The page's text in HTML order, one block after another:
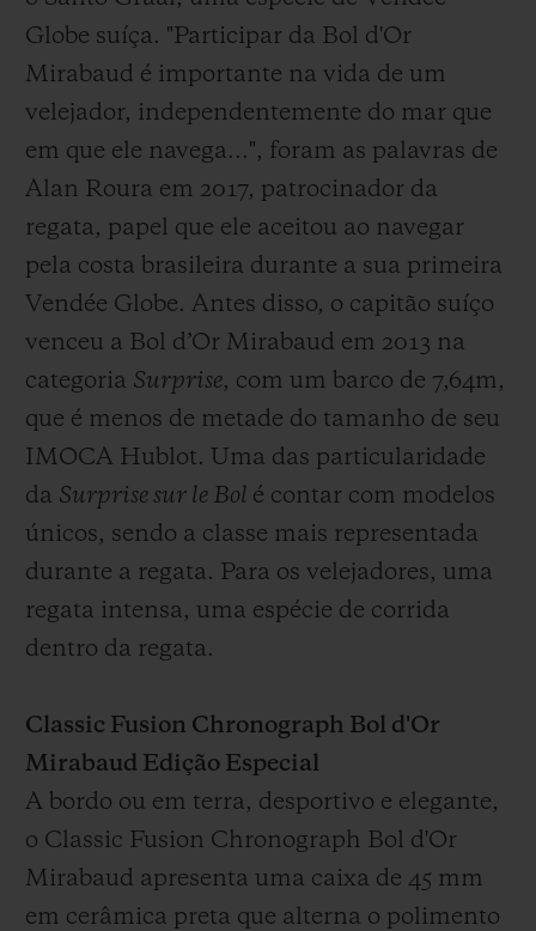
Globe suíça. "Participar da Bol d'Or
Mirabaud é importante na vida de um
velejador, independentemente do mar que
em que ele navega...", foram as palavras de
Alan Roura em 2017, patrocinador da
regata, papel que ele aceitou ao navegar
pela costa brasileira durante a sua primeira
Vendée Globe. Antes disso, o capitão suíço
venceu a Bol d’Or Mirabaud em 2013 na
categoria Surprise, com um barco de 7,64m,
que é menos de metade do tamanho de seu
IMOCA Hublot. Uma das particularidade
da Surprise sur le Bol é contar com modelos
únicos, sendo a classe mais representada
durante a regata. Para os velejadores, uma
regata intensa, uma espécie de corrida
dentro da regata.
Classic Fusion Chronograph Bol d'Or
Mirabaud Edição Especial
A bordo ou em terra, desportivo e elegante,
o Classic Fusion Chronograph Bol d'Or
Mirabaud apresenta uma caixa de 45 mm
em cerâmica preta que alterna o polimento